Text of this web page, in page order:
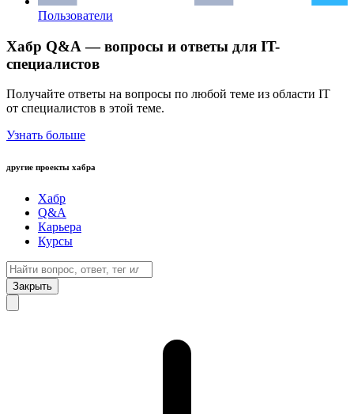
Пользователи
Хабр Q&A — вопросы и ответы для IT-
специалистов
Получайте ответы на вопросы по любой теме из области IT
от специалистов в этой теме.
Узнать больше
другие проекты хабра
Хабр
Q&A
Карьера
Курсы
Закрыть